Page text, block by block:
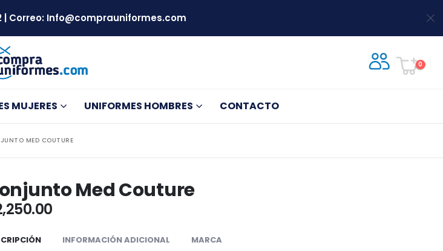
| Correo: Info@comprauniformes.com
0
MUJERES UNIFORMES HOMBRES CONTACTO
MED COUTURE
Med Couture
INFORMACIÓN ADICIONAL MARCA